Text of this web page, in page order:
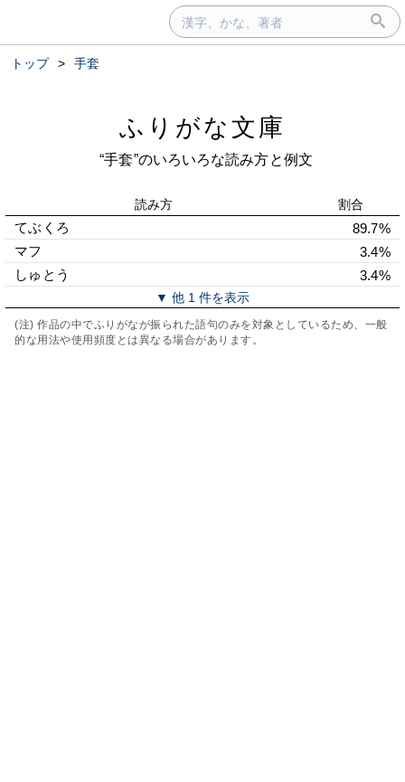
トップ > 手套
ふりがな文庫
“手套”のいろいろな読み方と例文
読み方 割合
てぶくろ
89.7%
マフ
3.4%
しゅとう
3.4%
▼ 他 1 件を表示
(注) 作品の中でふりがなが振られた語句のみを対象としているため、一般
的な用法や使用頻度とは異なる場合があります。